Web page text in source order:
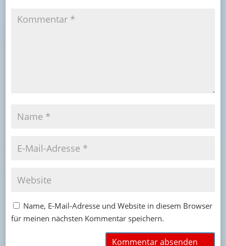
Name, E-Mail-Adresse und Website in diesem Browser
für meinen nächsten Kommentar speichern.